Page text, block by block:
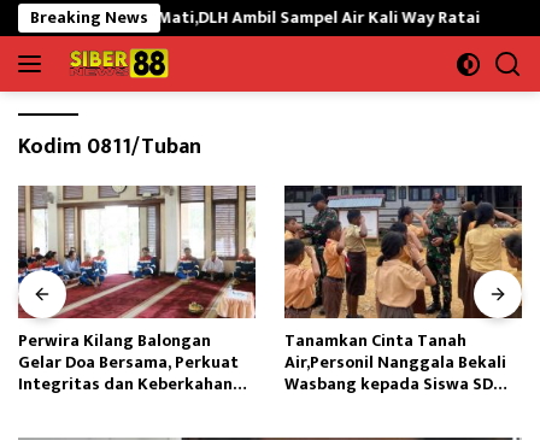
Langsung
ke
konten
Breaking News
Ikan Mati,DLH Ambil Sampel Air Kali Way Ratai
Kodim 0811/Tuban
Perwira Kilang Balongan
Gelar Doa Bersama, Perkuat
Integritas dan Keberkahan
Tanamkan Cinta Tanah
Air,Personil Nanggala Bekali
Wasbang kepada Siswa SD